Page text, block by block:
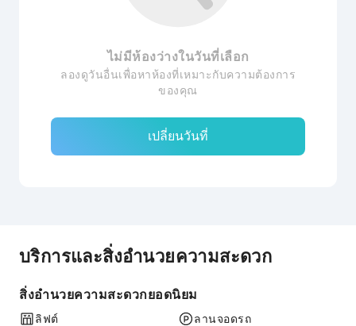
ไม่มีห้องว่างในวันที่เลือก
ลองดูวันอื่นเพื่อหาห้องที่เหมาะกับความต้องการ
ของคุณ
เปลี่ยนวันที่
บริการและสิ่งอำนวยความสะดวก
สิ่งอำนวยความสะดวกยอดนิยม
ลิฟต์
ลานจอดรถ